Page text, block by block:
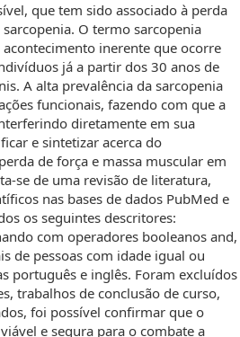
que tem sido associado à perda
O termo sarcopenia
inerente que ocorre
já a partir dos 30 anos de
A alta prevalência da sarcopenia
funcionais, fazendo com que a
diretamente em sua
e sintetizar acerca do
de força e massa muscular em
se de uma revisão de literatura,
nas bases de dados PubMed e
os seguintes descritores:
com operadores booleanos and,
de pessoas com idade igual ou
português e inglês. Foram excluídos
trabalhos de conclusão de curso,
foi possível confirmar que o
e segura para o combate a